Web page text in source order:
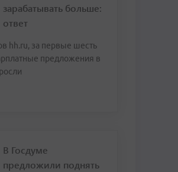
зарабатывать больше:
ответ
hh.ru, за первые шесть
предложения в
В Госдуме
предложили поднять